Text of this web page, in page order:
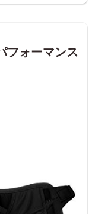
フォーマンス